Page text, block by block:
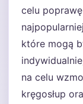
celu
które mogą
na celu
kręgosłup